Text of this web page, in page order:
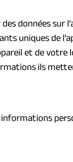
données sur
uniques de
et de
ils